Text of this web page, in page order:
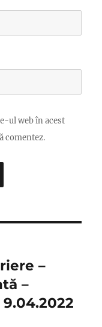
ul web în acest
comentez.
–
–
9.04.2022